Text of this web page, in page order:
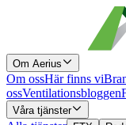
Om Aerius
Om ossHär finns vi
ossVentilationsbloggen
Våra tjänster